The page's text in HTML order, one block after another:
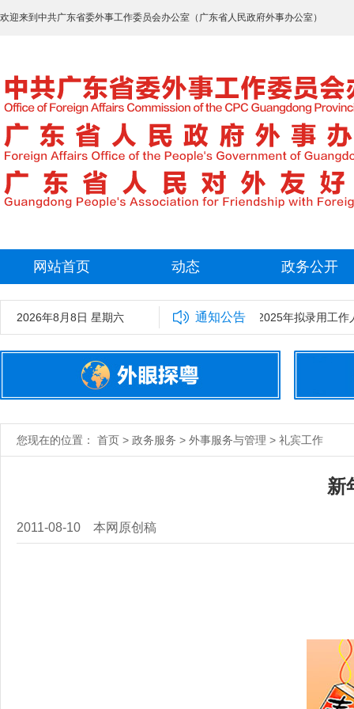
欢迎来到中共广东省委外事工作委员会办公室（广东省人民政府外事办公室）
网站首页 动态 政务公开
2026年8月8日 星期六 通知公告
中共广东省委外事工作委员会办公室2025年拟录用工作
您现在的位置： 首页 > 政务服务 > 外事服务与管理 > 礼宾工作
新
2011-08-10 本网原创稿